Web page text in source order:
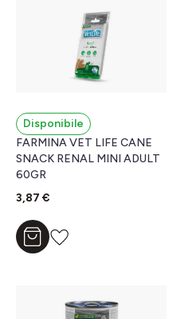
Disponibile
FARMINA VET LIFE CANE
SNACK RENAL MINI ADULT
60GR
3,87 €
Aggiungi al carrello